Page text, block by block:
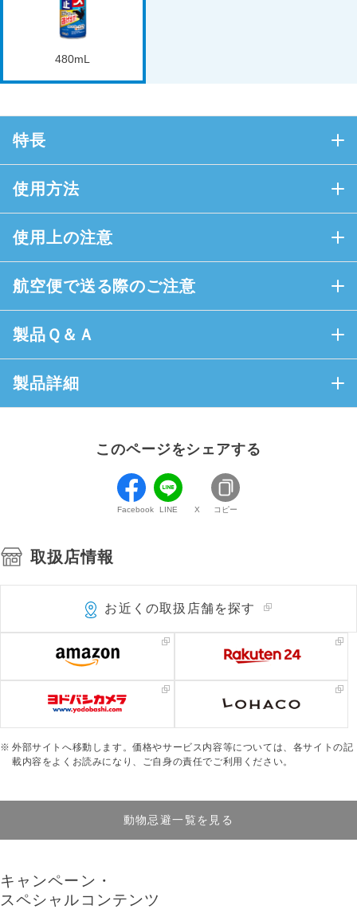
480mL
特長
使用方法
使用上の注意
航空便で送る際のご注意
製品Ｑ＆Ａ
製品詳細
このページをシェアする
Facebook LINE X コピー
取扱店情報
お近くの取扱店舗を探す
外部サイトへ移動します。価格やサービス内容等については、各サイトの記
載内容をよくお読みになり、ご自身の責任でご利用ください。
動物忌避一覧を見る
キャンペーン・
スペシャルコンテンツ